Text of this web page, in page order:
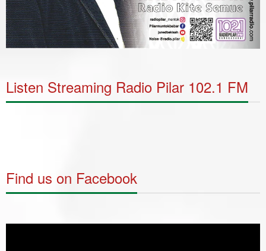
Listen Streaming Radio Pilar 102.1 FM
Find us on Facebook